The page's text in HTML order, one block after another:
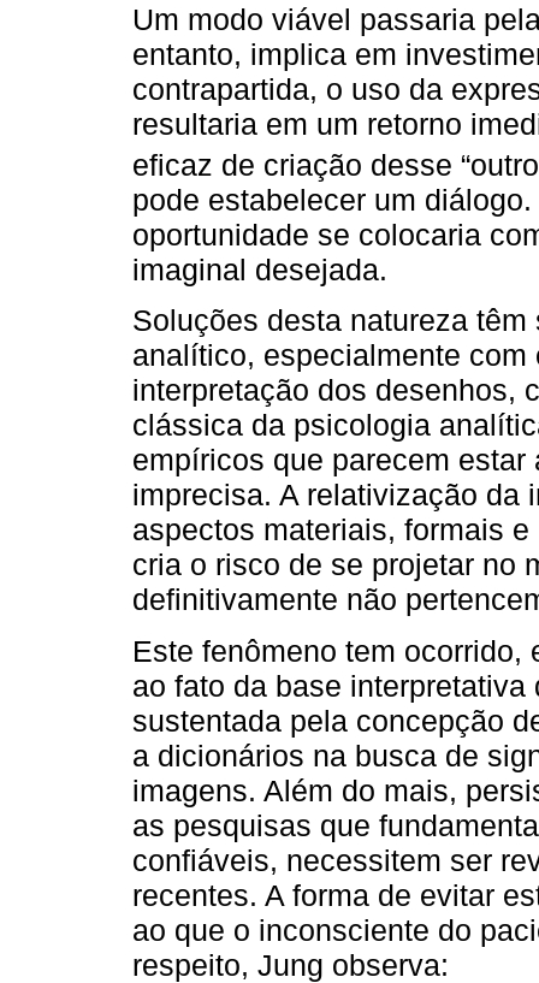
Um modo viável passaria
entanto, implica em
contrapartida, o uso da
resultaria em um retorno
eficaz de criação desse
pode estabelecer um
oportunidade se colocaria
imaginal desejada.
Soluções desta natureza
analítico, especialmente
interpretação dos desenhos,
clássica da psicologia
empíricos que parecem
imprecisa. A relativização da
aspectos materiais, formais
cria o risco de se projetar no
definitivamente não
Este fenômeno tem
ao fato da base
sustentada pela concepção
a dicionários na busca de
imagens. Além do mais,
as pesquisas que
confiáveis, necessitem ser
recentes. A forma de evitar
ao que o inconsciente do
respeito, Jung observa: